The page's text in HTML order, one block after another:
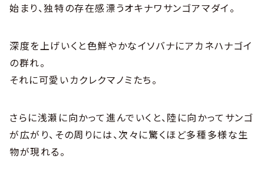
始まり、独特の存在感漂うオキナワサンゴアマダイ。
深度を上げいくと色鮮やかなイソバナにアカネハナゴイ
の群れ。
それに可愛いカクレクマノミたち。
さらに浅瀬に向かって進んでいくと、陸に向かってサンゴ
が広がり、その周りには、次々に驚くほど多種多様な生
物が現れる。